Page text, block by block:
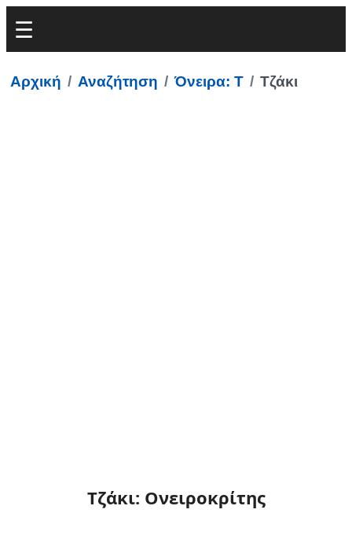
Αρχική Αναζήτηση Όνειρα: Τ Τζάκι
Τζάκι: Ονειροκρίτης